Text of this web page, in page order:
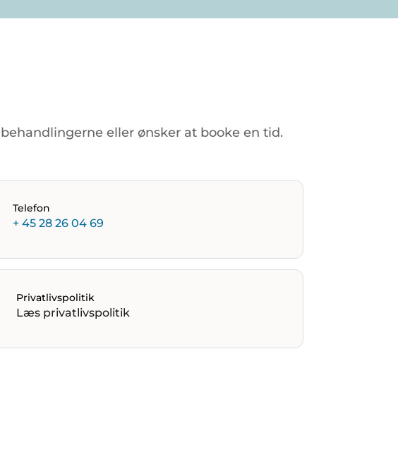
behandlingerne eller ønsker at booke en tid.
Telefon
+ 45 28 26 04 69
Privatlivspolitik
Læs privatlivspolitik